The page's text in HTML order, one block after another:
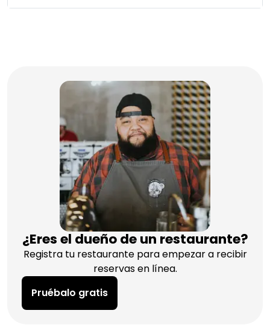
¿Eres el dueño de un restaurante?
Registra tu restaurante para empezar a recibir
reservas en línea.
Pruébalo gratis